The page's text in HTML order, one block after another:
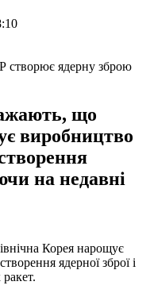
що
виробництво
на недавні
Корея нарощує
ядерної зброї і